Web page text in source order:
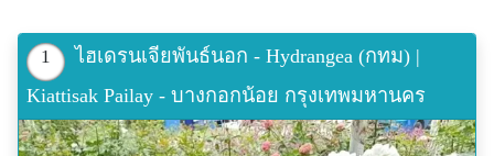
1
ไฮเดรนเจียพันธ์นอก - Hydrangea (กทม) |
Kiattisak Pailay - บางกอกน้อย กรุงเทพมหานคร